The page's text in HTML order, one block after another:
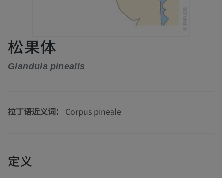
松果体
Glandula pinealis
拉丁语近义词： Corpus pineale
定义